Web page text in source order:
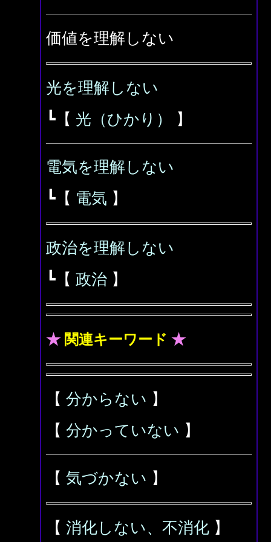
価値を理解しない
光を理解しない
┗【 光（ひかり） 】
電気を理解しない
┗【 電気 】
政治を理解しない
┗【 政治 】
★ 関連キーワード ★
【 分からない 】
【 分かっていない 】
【 気づかない 】
【 消化しない、不消化 】